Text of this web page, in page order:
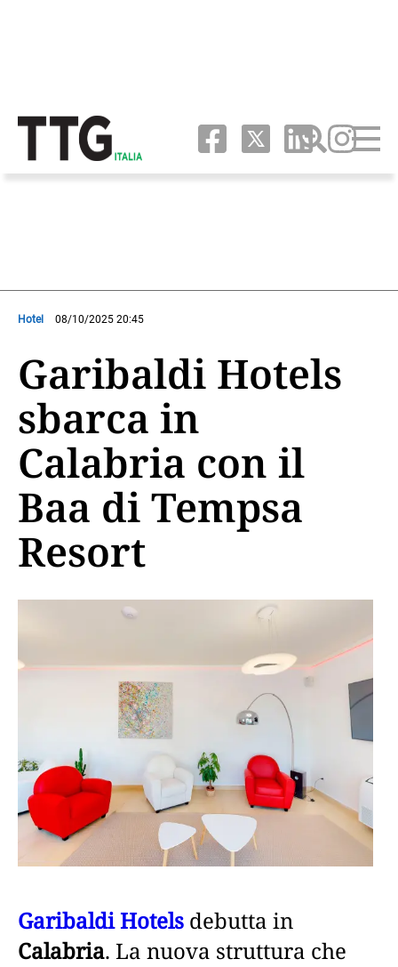
Hotel 08/10/2025 20:45
Garibaldi Hotels
sbarca in
Calabria con il
Baa di Tempsa
Resort
Garibaldi Hotels debutta in
Calabria. La nuova struttura che